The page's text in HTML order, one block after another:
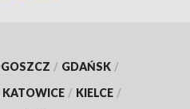
/ GDAŃSK /
KATOWICE / KIELCE /